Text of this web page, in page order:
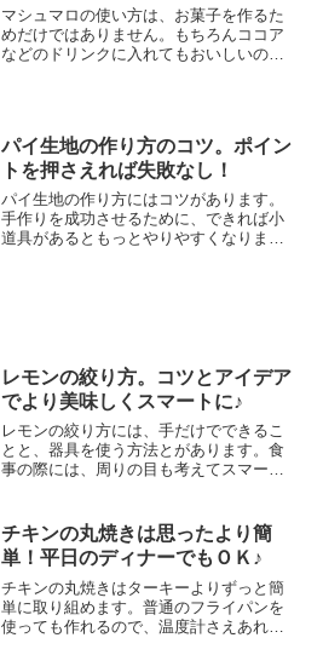
マシュマロの使い方は、お菓子を作るた
めだけではありません。もちろんココア
などのドリンクに入れてもおいしいので
パイ生地の作り方のコツ。ポイン
トを押さえれば失敗なし！
パイ生地の作り方にはコツがあります。
手作りを成功させるために、できれば小
道具があるともっとやりやすくなります
レモンの絞り方。コツとアイデア
でより美味しくスマートに♪
レモンの絞り方には、手だけでできるこ
とと、器具を使う方法とがあります。食
事の際には、周りの目も考えてスマート
て、効果的なレモンの絞り方で、最大限
に楽しみましょう。
チキンの丸焼きは思ったより簡
単！平日のディナーでもＯＫ♪
チキンの丸焼きはターキーよりずっと簡
単に取り組めます。普通のフライパンを
使っても作れるので、温度計さえあれ